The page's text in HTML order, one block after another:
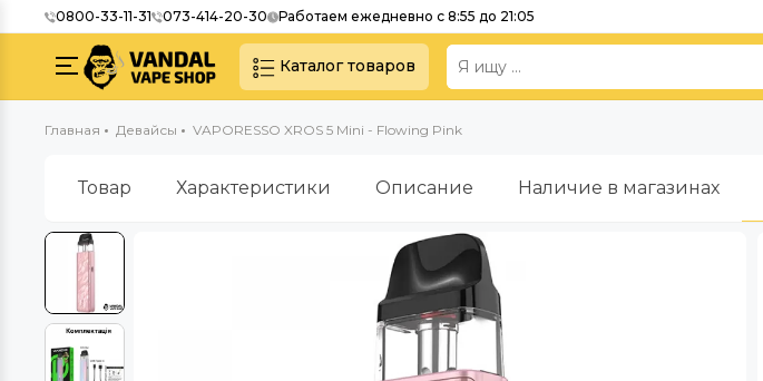
0800-33-11-31 073-414-20-30 Работаем ежедневно с 8:55 до 21:05
Каталог товаров
Главная Девайсы VAPORESSO XROS 5 Mini - Flowing Pink
Товар Характеристики Описание Наличие в магазинах